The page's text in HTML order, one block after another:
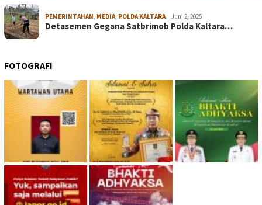
PEMERINTAHAN MEDIA POLDA KALTARA Juni 2, 2025
Detasemen Gegana Satbrimob Polda Kaltara…
FOTOGRAFI